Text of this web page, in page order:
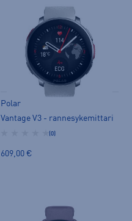
Polar
Vantage V3 - rannesykemittari
(0)
609,00 €